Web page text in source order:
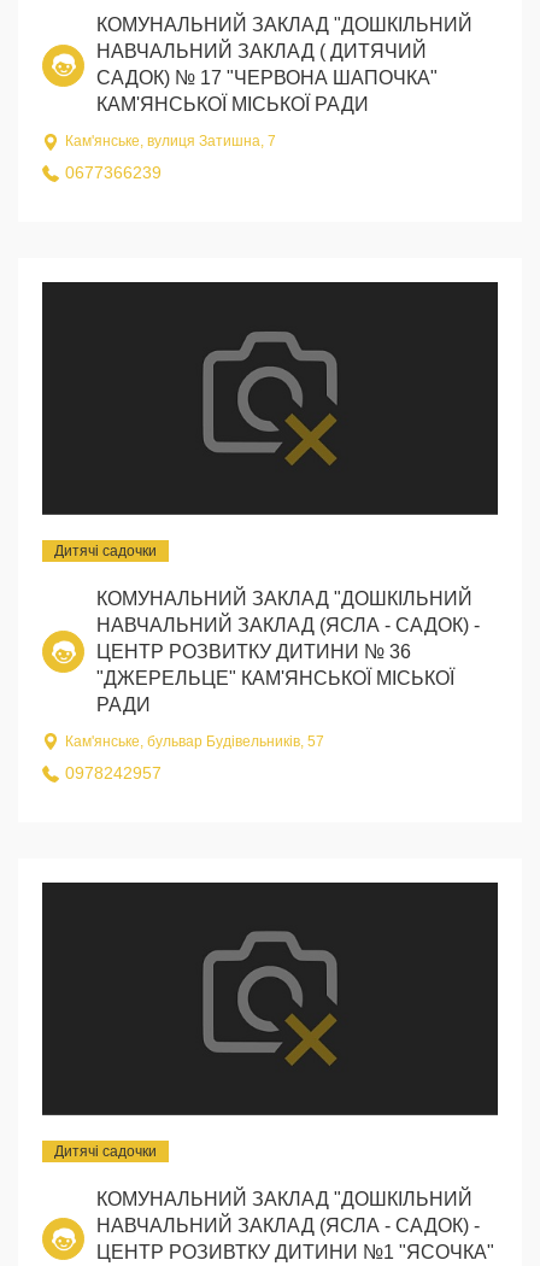
КОМУНАЛЬНИЙ ЗАКЛАД "ДОШКІЛЬНИЙ
НАВЧАЛЬНИЙ ЗАКЛАД ( ДИТЯЧИЙ
САДОК) № 17 "ЧЕРВОНА ШАПОЧКА"
КАМ'ЯНСЬКОЇ МІСЬКОЇ РАДИ
Кам'янське, вулиця Затишна, 7
0677366239
Дитячі садочки
КОМУНАЛЬНИЙ ЗАКЛАД "ДОШКІЛЬНИЙ
НАВЧАЛЬНИЙ ЗАКЛАД (ЯСЛА - САДОК) -
ЦЕНТР РОЗВИТКУ ДИТИНИ № 36
"ДЖЕРЕЛЬЦЕ" КАМ'ЯНСЬКОЇ МІСЬКОЇ
РАДИ
Кам'янське, бульвар Будівельників, 57
0978242957
Дитячі садочки
КОМУНАЛЬНИЙ ЗАКЛАД "ДОШКІЛЬНИЙ
НАВЧАЛЬНИЙ ЗАКЛАД (ЯСЛА - САДОК) -
ЦЕНТР РОЗИВТКУ ДИТИНИ №1 "ЯСОЧКА"